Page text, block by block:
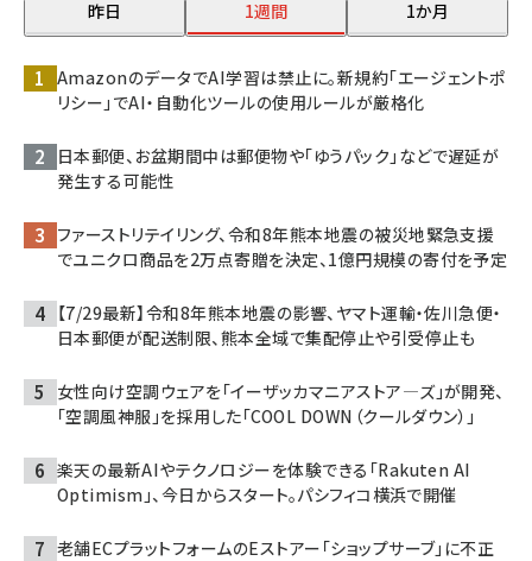
昨日 1週間 1か月
AmazonのデータでAI学習は禁止に。新規約「エージェントポ
リシー」でAI・自動化ツールの使用ルールが厳格化
日本郵便、お盆期間中は郵便物や「ゆうパック」などで遅延が
発生する可能性
ファーストリテイリング、令和8年熊本地震の被災地緊急支援
でユニクロ商品を2万点寄贈を決定、1億円規模の寄付を予定
【7/29最新】令和8年熊本地震の影響、ヤマト運輸・佐川急便・
日本郵便が配送制限、熊本全域で集配停止や引受停止も
女性向け空調ウェアを「イーザッカマニアストア―ズ」が開発、
「空調風神服」を採用した「COOL DOWN（クールダウン）」
楽天の最新AIやテクノロジーを体験できる「Rakuten AI
Optimism」、今日からスタート。パシフィコ横浜で開催
老舗ECプラットフォームのEストアー「ショップサーブ」に不正